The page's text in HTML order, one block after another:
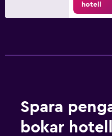
hotell
Spara
bokar